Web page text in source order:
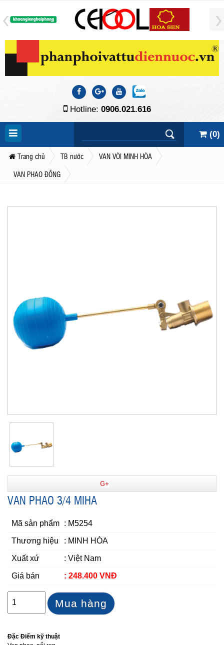
Hotline: 0906.021.616
(0)
Trang chủ TB nước
VAN VÒI MINH HÒA
VAN PHAO ĐỒNG
G+
VAN PHAO 3/4 MIHA
Mã sản phẩm : M5254
Thương hiệu : MINH HÒA
Xuất xứ : Việt Nam
Giá bán : 248.400 VNĐ
Mua hàng
Đặc Điểm kỹ thuật